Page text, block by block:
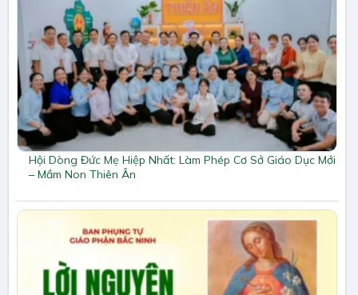
Hội Dòng Đức Mẹ Hiệp Nhất: Làm Phép Cơ Sở Giáo Dục Mới
– Mầm Non Thiên Ân